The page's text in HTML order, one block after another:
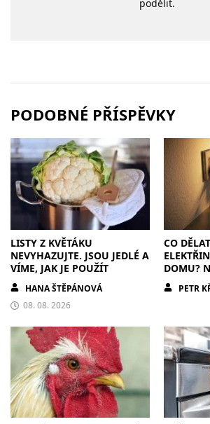
podělit.
PODOBNÉ PŘÍSPĚVKY
LISTY Z KVĚTÁKU
NEVYHAZUJTE. JSOU JEDLÉ A
VÍME, JAK JE POUŽÍT
HANA ŠTĚPÁNOVÁ
08. 08. 2026
CO
DOMU?
HLAVOU
PETR